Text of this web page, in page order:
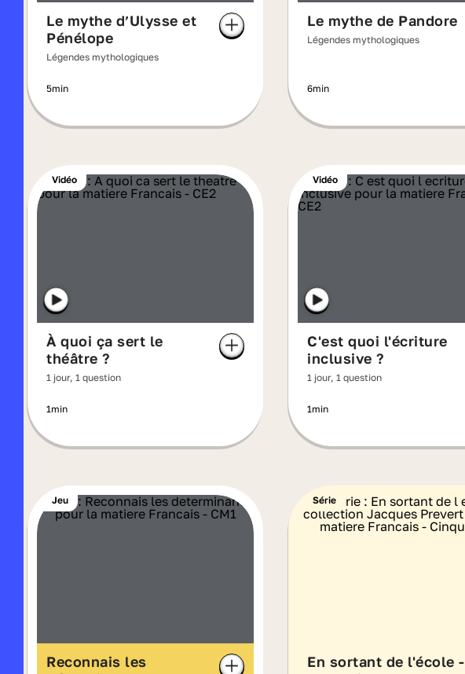
Le mythe d’Ulysse et
Pénélope
Légendes mythologiques
5min
Le mythe de Pandore
Légendes mythologiques
6min
Vidéo
À quoi ça sert le
théâtre ?
1 jour, 1 question
1min
Vidéo
C'est quoi l'écriture
inclusive ?
1 jour, 1 question
1min
Jeu
Reconnais les
Série
En sortant de l'école -